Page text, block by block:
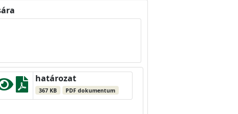
határozat
367 KB PDF dokumentum